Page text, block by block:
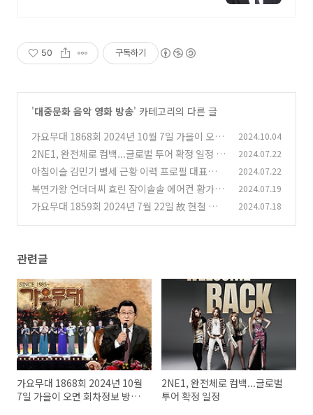
50 구독하기
'대중문화 음악 영화 방송' 카테고리의 다른 글
가요무대 1868회 2024년 10월 7일 가을이 오면
회차정보 방송시간 오늘 출연진 원곡 미리보기 미
리듣기 MC 사회자 김동건 방청신청 방법 주차 녹
화시간
2024.10.04
2NE1, 완전체로 컴백...글로벌 투어 확정 일정
(2
7)
2024.07.22
아침이슬 김민기 별세 근황 이력 프로필 대표곡
(27)
2024.07.22
복면가왕 언더더씨 효린 잠이솔솔 에어컨 황가람
아침잠없는 드라큘라 샤오쥔 코코넛주스 키오프
2024.07.19
가요무대 1859회 2024년 7월 22일 故 현철 추
방청신청 방법 주차 녹화시간
2024.07.18
관련글
가요무대 1868회 2024년 10월
7일 가을이 오면 회차정보 방송
2NE1, 완전체로 컴백...글로벌
투어 확정 일정